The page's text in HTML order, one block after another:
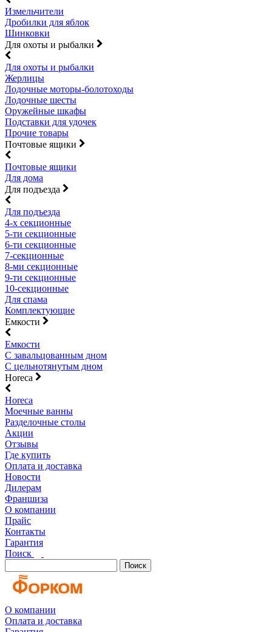
Измельчители
Дробилки для яблок
Шинковки
Для охоты и рыбалки
Для охоты и рыбалки
Жерлицы
Лодочные моторы-болотоходы
Лодочные шесты
Оружейные шкафы
Подставки для удочек
Прочие товары
Почтовые ящики
Почтовые ящики
Для дома
Для подъезда
Для подъезда
4-х секционные
5-ти секционные
6-ти секционные
7-секционные
8-ми секционные
9-ти секционные
10-секционные
Для спама
Комплектующие
Емкости
Емкости
С завальцованным дном
С цельнотянутым дном
Horeca
Horeca
Моечные ванны
Разделочные столы
Акции
Отзывы
Где купить
Оплата и доставка
Новости
Дилерам
Франшиза
О компании
Прайс
Контакты
Гарантия
Поиск
Поиск
О компании
Оплата и доставка